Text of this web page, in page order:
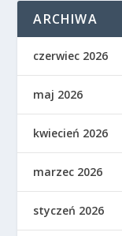
ARCHIWA
czerwiec 2026
maj 2026
kwiecień 2026
marzec 2026
styczeń 2026